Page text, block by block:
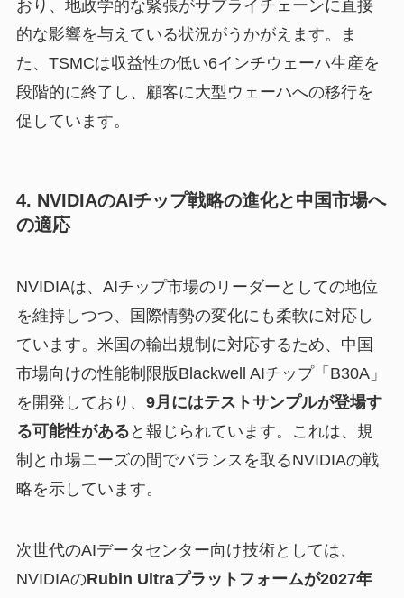
おり、地政学的な緊張がサプライチェーンに直接
的な影響を与えている状況がうかがえます。ま
た、TSMCは収益性の低い6インチウェーハ生産を
段階的に終了し、顧客に大型ウェーハへの移行を
促しています。
4. NVIDIAのAIチップ戦略の進化と中国市場へ
の適応
NVIDIAは、AIチップ市場のリーダーとしての地位
を維持しつつ、国際情勢の変化にも柔軟に対応し
ています。米国の輸出規制に対応するため、中国
市場向けの性能制限版Blackwell AIチップ「B30A」
を開発しており、 9月にはテストサンプルが登場す
る可能性がある と報じられています。これは、規
制と市場ニーズの間でバランスを取るNVIDIAの戦
略を示しています。
次世代のAIデータセンター向け技術としては、
NVIDIAのRubin Ultraプラットフォームが2027年